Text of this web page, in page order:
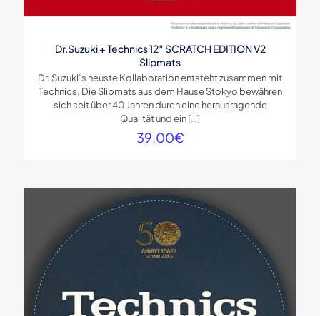
Dr.Suzuki + Technics 12″ SCRATCH EDITION V2
Slipmats
Dr. Suzuki’s neuste Kollaboration entsteht zusammen mit
Technics. Die Slipmats aus dem Hause Stokyo bewähren
sich seit über 40 Jahren durch eine herausragende
Qualität und ein[…]
39,00€